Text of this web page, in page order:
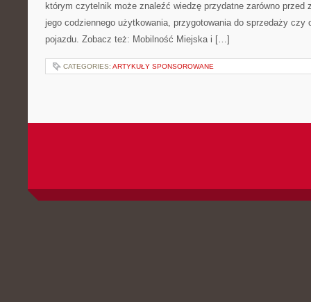
którym czytelnik może znaleźć wiedzę przydatne zarówno przed
jego codziennego użytkowania, przygotowania do sprzedaży czy
pojazdu. Zobacz też: Mobilność Miejska i […]
CATEGORIES: ARTYKUŁY SPONSOROWANE